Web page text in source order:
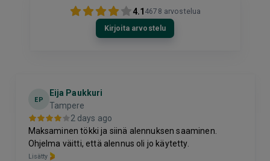
4.1 4678 arvostelua
Kirjoita arvostelu
EP
Eija Paukkuri
Tampere
2 days ago
Maksaminen tökki ja siinä alennuksen saaminen.
Ohjelma väitti, että alennus oli jo käytetty.
Lisätty